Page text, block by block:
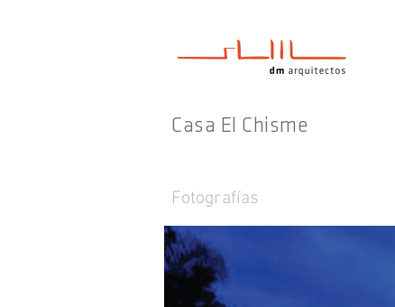
Casa El Chisme
Fotografías